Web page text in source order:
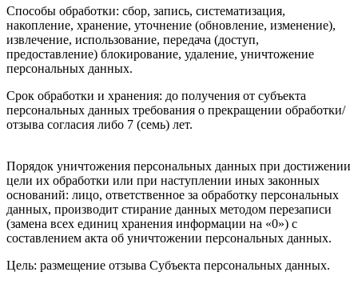
Способы обработки: сбор, запись, систематизация,
накопление, хранение, уточнение (обновление, изменение),
извлечение, использование, передача (доступ,
предоставление) блокирование, удаление, уничтожение
персональных данных.
Срок обработки и хранения: до получения от субъекта
персональных данных требования о прекращении обработки/
отзыва согласия либо 7 (семь) лет.
Порядок уничтожения персональных данных при достижении
цели их обработки или при наступлении иных законных
оснований: лицо, ответственное за обработку персональных
данных, производит стирание данных методом перезаписи
(замена всех единиц хранения информации на «0») с
составлением акта об уничтожении персональных данных.
Цель: размещение отзыва Субъекта персональных данных.